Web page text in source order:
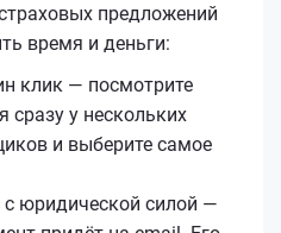
предложений
время и деньги:
клик — посмотрите
сразу у нескольких
и выберите самое
юридической силой —